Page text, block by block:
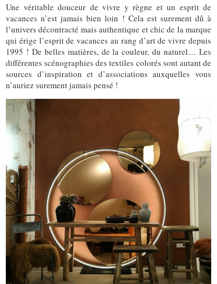
Une véritable douceur de vivre y règne et un esprit de
vacances n’est jamais bien loin ! Cela est surement dû à
l’univers décontracté mais authentique et chic de la marque
qui érige l’esprit de vacances au rang d’art de vivre depuis
1995 ! De belles matières, de la couleur, du naturel… Les
différentes scénographies des textiles colorés sont autant de
sources d’inspiration et d’associations auxquelles vous
n’auriez surement jamais pensé !